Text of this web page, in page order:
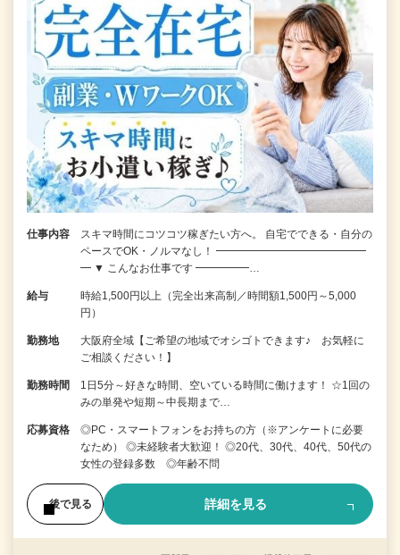
仕事内容
スキマ時間にコツコツ稼ぎたい方へ。 自宅でできる・自分の
ペースでOK・ノルマなし！ ━━━━━━━━━━━━━━
━ ▼ こんなお仕事です ━━━━━…
給与
時給1,500円以上（完全出来高制／時間額1,500円～5,000
円）
勤務地
大阪府全域【ご希望の地域でオシゴトできます♪ お気軽に
ご相談ください！】
勤務時間
1日5分～好きな時間、空いている時間に働けます！ ☆1回の
みの単発や短期～中長期まで…
応募資格
◎PC・スマートフォンをお持ちの方（※アンケートに必要
なため） ◎未経験者大歓迎！ ◎20代、30代、40代、50代の
女性の登録多数 ◎年齢不問
後で見る 詳細を見る